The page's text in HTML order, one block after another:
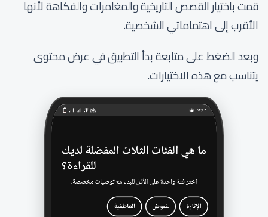
قمت باختيار القصص التاريخية والمغامرات والفكاهة لأنها
الأقرب إلى اهتماماتي الشخصية.
وبعد الضغط على متابعة بدأ التطبيق في عرض محتوى
يتناسب مع هذه الاختيارات.